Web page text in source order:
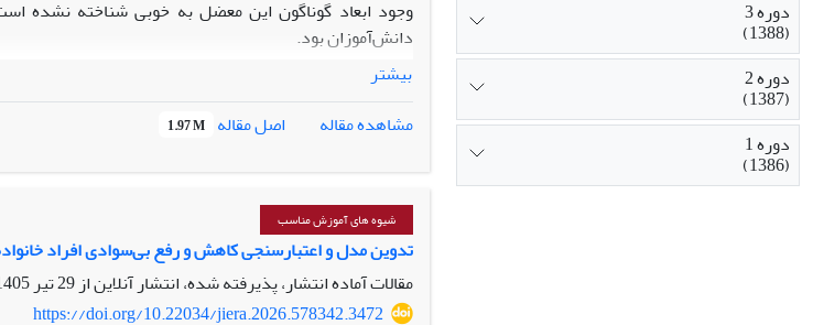
وجود ابعاد گوناگون این معضل به خوبی شناخته
دانش‌آموزان بود.
روش: پژوهش حاضر از نظر هدف کاربردی و از نظر نحوه
گرفتن نقطه اشباع به عنوان نمونه‌آماری انتخاب شدند.
دیگرآزاری، عدم همدلی، مشکل در خودتنظیمی‌هیجانی،
بیشتر
مشاهده مقاله
اصل مقاله 1.97 M
شیوه های آموزش مناسب
تدوین مدل و اعتبارسنجی کاهش و رفع بی‌سوادی افراد
مقالات آماده انتشار، پذیرفته شده، انتشار آنلاین از29 تیر 1405
https://doi.org/10.22034/jiera.2026.578342.3472
دوره 3
(1388)
دوره 2
(1387)
دوره 1
(1386)